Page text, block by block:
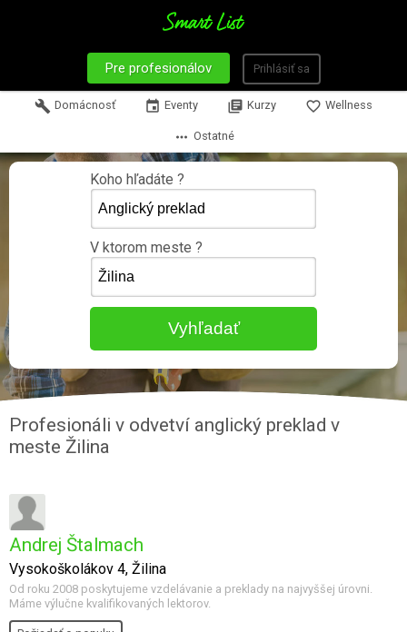
Pre profesionálov Prihlásiť sa
build Domácnosť event Eventy library_books Kurzy favorite_border Wellness
more_horiz Ostatné
Koho hľadáte ?
V ktorom meste ?
Profesionáli v odvetví anglický preklad v
meste Žilina
Andrej Štalmach
Vysokoškolákov 4, Žilina
Od roku 2008 poskytujeme vzdelávanie a preklady na najvyššej úrovni.
Máme výlučne kvalifikovaných lektorov.